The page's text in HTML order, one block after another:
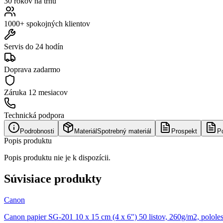
1000+ spokojných klientov
Servis do 24 hodín
Doprava zadarmo
Záruka 12 mesiacov
Technická podpora
Podrobnosti Materiál Spotrebný materiál Prospekt
Popis produktu
Popis produktu nie je k dispozícii.
Súvisiace produkty
Canon
Canon papier SG-201 10 x 15 cm (4 x 6") 50 listov, 260g/m2,